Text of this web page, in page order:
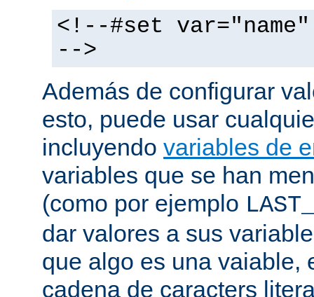
<!--#set
-->
Además de configurar
esto, puede usar
incluyendo variables de
variables que se han
(como por ejemplo
dar valores a sus
que algo es una vaiable,
cadena de caracters